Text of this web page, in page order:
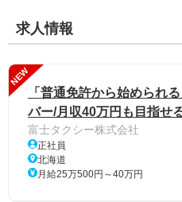
求人情報
NEW
「普通免許から始められ
バー/月収40万円も目指せ
富士タクシー株式会社
正社員
北海道
月給25万500円～40万円